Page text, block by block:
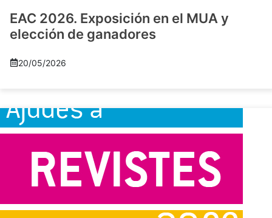
EAC 2026. Exposición en el MUA y
elección de ganadores
20/05/2026